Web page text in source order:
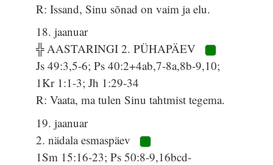
R: Issand, Sinu sõnad on vaim ja elu.
18. jaanuar
╬ AASTARINGI 2. PÜHAPÄEV
Js 49:3,5-6; Ps 40:2+4ab,7-8a,8b-9,10;
1Kr 1:1-3; Jh 1:29-34
R: Vaata, ma tulen Sinu tahtmist tegema.
19. jaanuar
2. nädala esmaspäev
1Sm 15:16-23; Ps 50:8-9,16bcd-